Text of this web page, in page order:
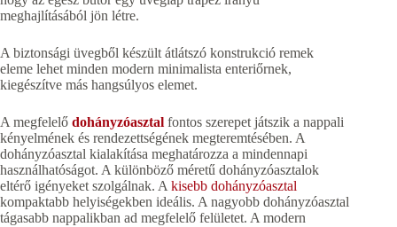
meghajlításából jön létre.
A biztonsági üvegből készült átlátszó konstrukció remek
eleme lehet minden modern minimalista enteriőrnek,
kiegészítve más hangsúlyos elemet.
A megfelelő dohányzóasztal fontos szerepet játszik a nappali
kényelmének és rendezettségének megteremtésében. A
dohányzóasztal kialakítása meghatározza a mindennapi
használhatóságot. A különböző méretű dohányzóasztalok
eltérő igényeket szolgálnak. A kisebb dohányzóasztal
kompaktabb helyiségekben ideális. A nagyobb dohányzóasztal
tágasabb nappalikban ad megfelelő felületet. A modern